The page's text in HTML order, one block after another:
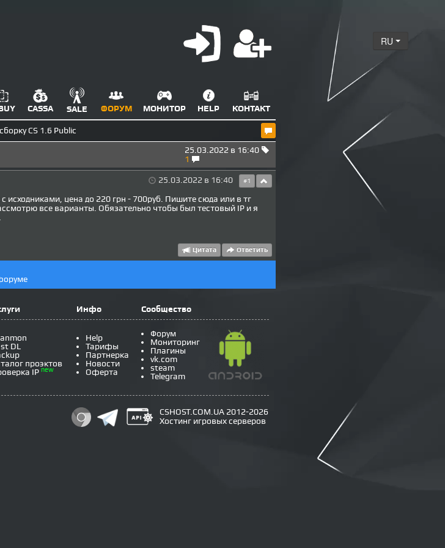
RU
CASSA SALE ФОРУМ МОНИТОР HELP КОНТАКТ
CS 1.6 Public
25.03.2022 в 16:40
1
25.03.2022 в 16:40 #1
с исходниками, цена до 220 грн - 700руб. Пишите сюда или в тг
все варианты. Обязательно чтобы был тестовый IP и я
Ответить
Цитата
Инфо Сообщество
DL
проэктов
IP new
Help
Тарифы
Партнерка
Новости
Оферта
Форум
Мониторинг
Плагины
vk.com
steam
Telegram
CSHOST.COM.UA 2012-2026
Хостинг игровых серверов